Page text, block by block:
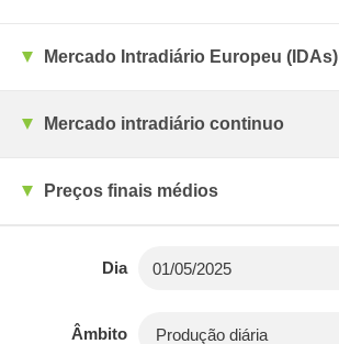
Mercado Intradiário Europeu (IDAs)
Mercado intradiário continuo
Preços finais médios
Dia
Âmbito